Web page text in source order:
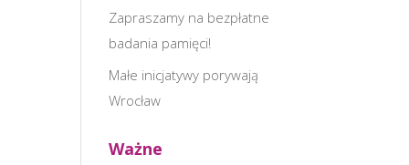
Zapraszamy na bezpłatne
badania pamięci!
Małe inicjatywy porywają
Wrocław
Ważne